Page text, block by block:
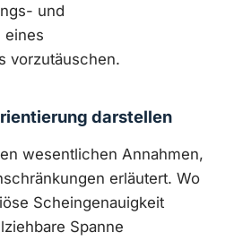
und
eines
vorzutäuschen.
darstellen
wesentlichen Annahmen,
erläutert. Wo
Scheingenauigkeit
Spanne